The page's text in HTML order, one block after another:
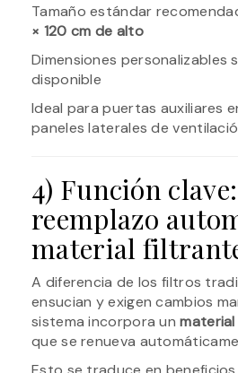
Tamaño estándar
× 120 cm de alto
Dimensiones personalizables
disponible
Ideal para puertas auxiliares
paneles laterales de
4) Función clave:
reemplazo
material
A diferencia de los filtros
ensucian y exigen cambios
sistema incorpora un
que se renueva